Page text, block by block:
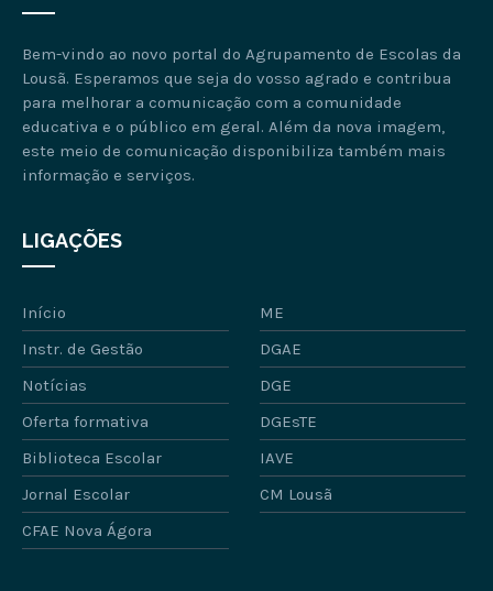
Bem-vindo ao novo portal do Agrupamento de Escolas da
Lousã. Esperamos que seja do vosso agrado e contribua
para melhorar a comunicação com a comunidade
educativa e o público em geral. Além da nova imagem,
este meio de comunicação disponibiliza também mais
informação e serviços.
LIGAÇÕES
Início
ME
Instr. de Gestão
DGAE
Notícias
DGE
Oferta formativa
DGEsTE
Biblioteca Escolar
IAVE
Jornal Escolar
CM Lousã
CFAE Nova Ágora